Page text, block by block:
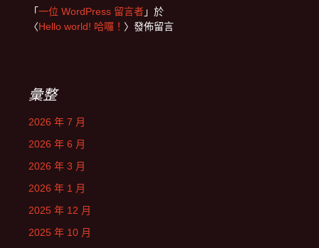
「一位 WordPress 留言者」於
〈Hello world! 哈囉！ 〉發佈留言
彙整
2026 年 7 月
2026 年 6 月
2026 年 3 月
2026 年 1 月
2025 年 12 月
2025 年 10 月